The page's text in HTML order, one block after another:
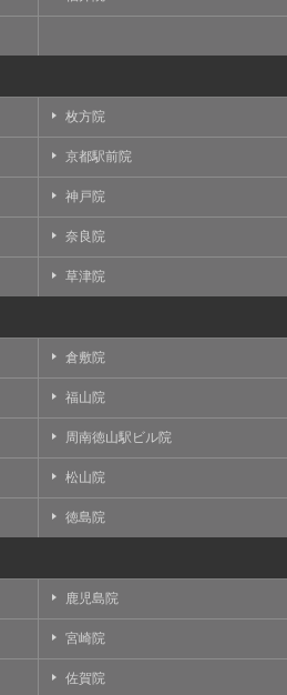
枚方院
京都駅前院
神戸院
奈良院
草津院
倉敷院
福山院
周南徳山駅ビル院
松山院
徳島院
鹿児島院
宮崎院
佐賀院